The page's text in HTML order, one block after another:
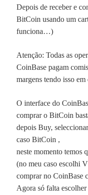
Depois de receber e
BitCoin usando um
funciona…)
Atenção: Todas as
CoinBase pagam
margens tendo isso
O interface do
comprar oBitCoin
depois Buy,
casoBitCoin ,
neste momento temos
(no meu caso escolhi
comprar no CoinBase
Agora só falta